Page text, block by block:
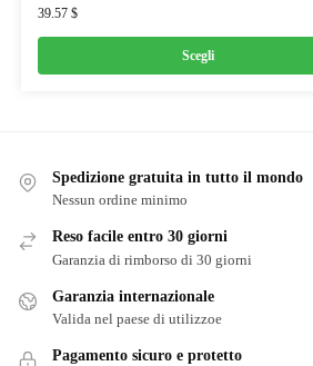
39.57 $
Scegli
Spedizione gratuita in tutto il mondo
Nessun ordine minimo
Reso facile entro 30 giorni
Garanzia di rimborso di 30 giorni
Garanzia internazionale
Valida nel paese di utilizzoe
Pagamento sicuro e protetto